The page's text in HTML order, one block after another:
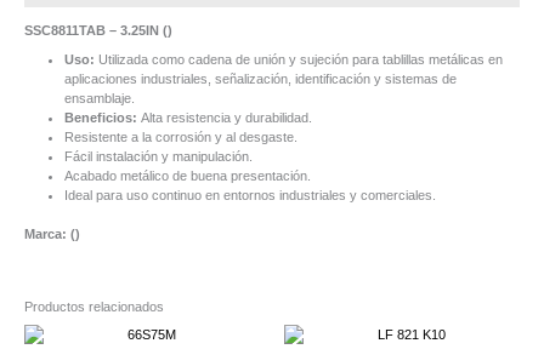
SSC8811TAB – 3.25IN ()
Uso: Utilizada como cadena de unión y sujeción para tablillas metálicas en
aplicaciones industriales, señalización, identificación y sistemas de
ensamblaje.
Beneficios: Alta resistencia y durabilidad.
Resistente a la corrosión y al desgaste.
Fácil instalación y manipulación.
Acabado metálico de buena presentación.
Ideal para uso continuo en entornos industriales y comerciales.
Marca: ()
Productos relacionados